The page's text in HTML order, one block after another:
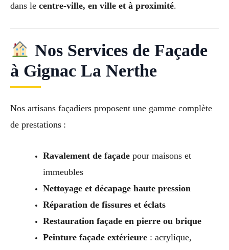
dans le centre-ville, en ville et à proximité.
Nos Services de Façade
à Gignac La Nerthe
Nos artisans façadiers proposent une gamme complète
de prestations :
Ravalement de façadepour maisons et
immeubles
Nettoyage et décapage haute pression
Réparation de fissures et éclats
Restauration façade en pierre ou brique
Peinture façade extérieure: acrylique,